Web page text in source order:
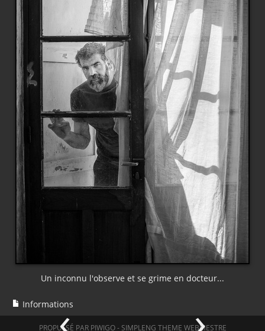
Un inconnu l'observe et se grime en docteur...
Informations
PROPULSÉ PAR PIWIGO- SIMPLENG THEME WEBMESTRE